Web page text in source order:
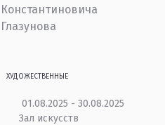
Константиновича
Глазунова
ХУДОЖЕСТВЕННЫЕ
01.08.2025 - 30.08.2025
Зал искусств